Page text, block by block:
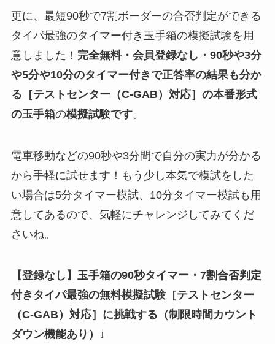
更に、最短90秒で7割ボーダーの合否判定ができる
タイパ最強のタイマー付き玉手箱の模擬試験を用
意しました！ 完全無料・会員登録なし・90秒や3分
や5分や10分のタイマー付きで正答率の結果も分か
る ［テストセンター（C-GAB）対応］ の本番形式
の玉手箱の模擬試験です。
電車移動などの90秒や3分間で自分の実力が分かる
から手軽に試せます！もう少し本気で模試をした
い場合は5分タイマー模試、10分タイマー模試も用
意してあるので、気軽にチャレンジしてみてくだ
さいね。
【登録なし】玉手箱の90秒タイマー・7割合否判定
付きタイパ最強の無料模擬試験［テストセンター
（C-GAB）対応］ に挑戦する（制限時間カウント
ダウン機能あり）↓